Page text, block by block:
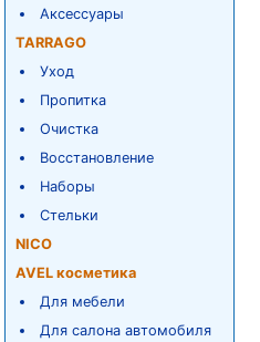
Аксессуары
TARRAGO
Уход
Пропитка
Очистка
Восстановление
Наборы
Стельки
NICO
AVEL косметика
Для мебели
Для салона автомобиля